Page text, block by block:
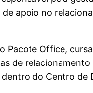
apoio no
Pacote Office,
de relacionamento
do Centro de